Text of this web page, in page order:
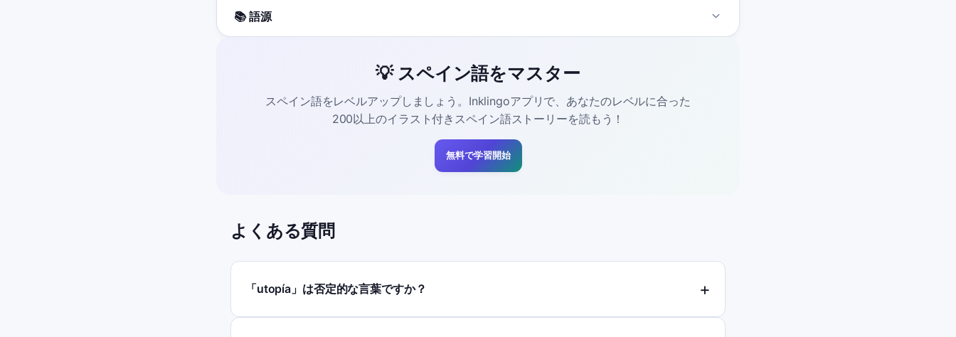
📚 語源
💡 スペイン語をマスター
スペイン語をレベルアップしましょう。Inklingoアプリで、あなたのレベルに合った
200以上のイラスト付きスペイン語ストーリーを読もう！
無料で学習開始
よくある質問
「utopía」は否定的な言葉ですか？